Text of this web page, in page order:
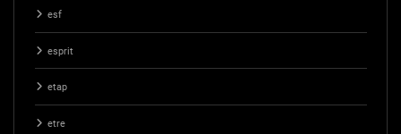
esf
esprit
etap
etre